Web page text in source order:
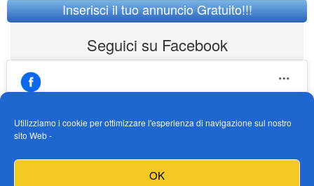
Utilizziamo i cookie per ottimizzare l'esperienza di navigazione sul nostro
sito Web -
OK
Inserisci il tuo annuncio Gratuito!!!
Seguici su Facebook
https://www.facebook.com/Vendogokartit/
Fai clic per accettare i cookie marketing e
abilitare questo contenuto